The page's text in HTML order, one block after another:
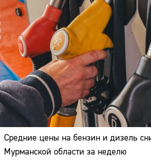
Средние цены на бензин и дизель
Мурманской области за неделю